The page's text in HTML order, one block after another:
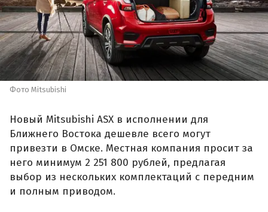
Фото Mitsubishi
Новый Mitsubishi ASX в исполнении для
Ближнего Востока дешевле всего могут
привезти в Омске. Местная компания просит за
него минимум 2 251 800 рублей, предлагая
выбор из нескольких комплектаций с передним
и полным приводом.